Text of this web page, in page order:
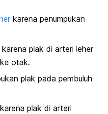
karena penumpukan
plak di arteri leher
otak.
plak pada pembuluh
plak di arteri